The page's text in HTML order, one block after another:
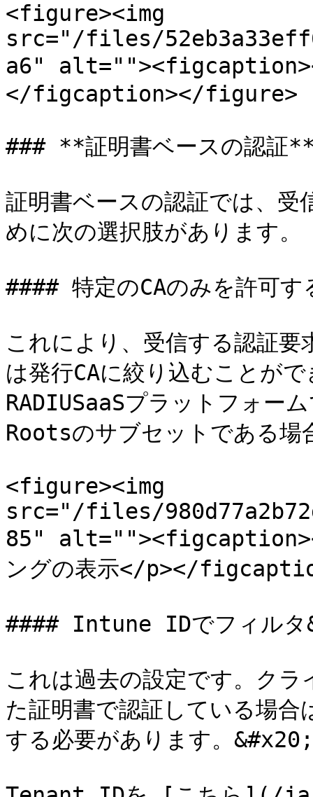
<figure><img
src="/files/
a6"
</figcaption></figure>
### **証明書ベースの認証
証明書ベースの認証では、受
めに次の選択肢があります。
#### 特定のCAのみを許可
これにより、受信する認証要
は発行CAに絞り込むことが
RADIUSaaSプラットフォー
Rootsのサブセットである場
<figure><img
src="/files/
85"
ングの表示</p></
#### Intune IDでフィルタ
これは過去の設定です。ク
た証明書で認証している場
する必要があります。&#x20;